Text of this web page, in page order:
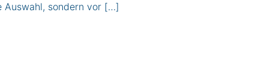
Auswahl, sondern vor […]